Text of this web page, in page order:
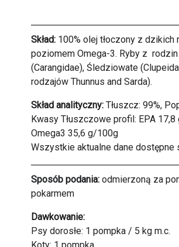
Skład: 100% olej tłoczony z
poziomem Omega-3. Ryby z
(Carangidae), Śledziowate
rodzajów Thunnus and Sarda).
Skład analityczny: Tłuszcz: 99%,
Kwasy Tłuszczowe profil: EPA
Omega3 35,6 g/100g
Wszystkie aktualne dane dostępne
Sposób podania: odmierzoną za
pokarmem
Dawkowanie:
Psy dorosłe: 1 pompka / 5 kg m.c.